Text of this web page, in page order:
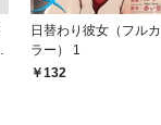
日替わり彼女（フルカ
ラー） 1
132